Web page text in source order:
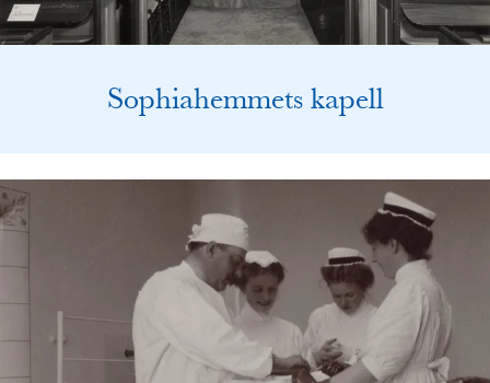
Sophiahemmets kapell